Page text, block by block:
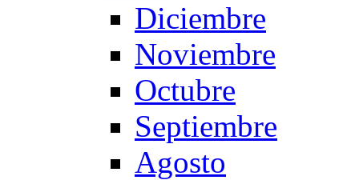
Diciembre
Noviembre
Octubre
Septiembre
Agosto